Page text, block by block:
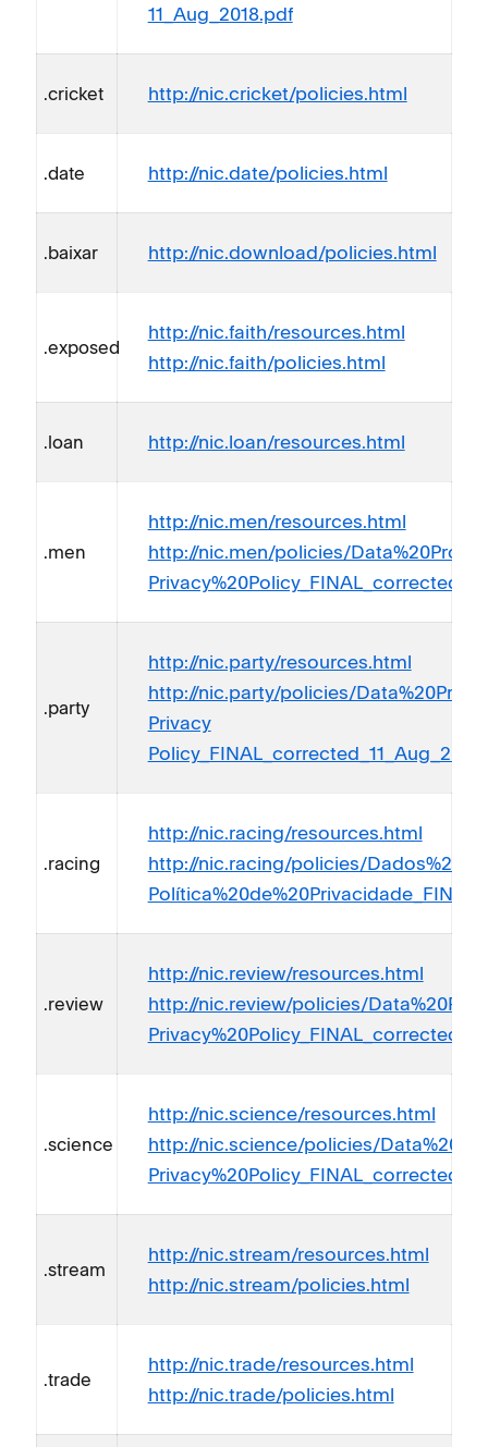
11_Aug_2018.pdf
.cricket http://nic.cricket/policies.html
.date http://nic.date/policies.html
.baixar http://nic.download/policies.html
.exposed
http://nic.faith/resources.html
http://nic.faith/policies.html
.loan http://nic.loan/resources.html
.men
http://nic.men/resources.html
http://nic.men/policies/
.party
http://nic.party/resources.html
http://nic.party/policies/
Privacy
.racing
http://nic.racing/resources.html
http://nic.racing/policies/
.review
http://nic.review/resources.html
http://nic.review/policies/
.science
http://nic.science/resources.html
http://nic.science/policies/
.stream
http://nic.stream/resources.html
http://nic.stream/policies.html
.trade
http://nic.trade/resources.html
http://nic.trade/policies.html